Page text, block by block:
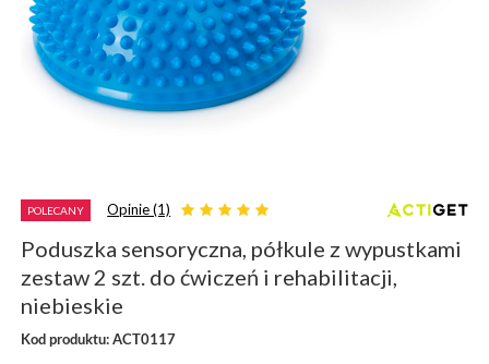
POLECANY Opinie (1)
Poduszka sensoryczna, półkule z wypustkami
zestaw 2 szt. do ćwiczeń i rehabilitacji,
niebieskie
Kod produktu: ACT0117